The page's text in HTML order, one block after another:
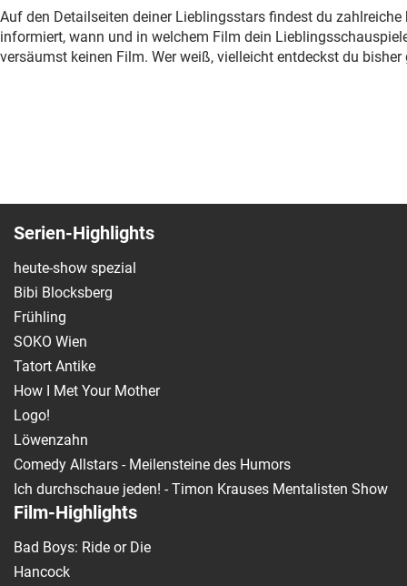
Auf den Detailseiten deiner Lieblingsstars findest du
informiert, wann und in welchem Film dein
versäumst keinen Film. Wer weiß, vielleicht entdeckst du
Serien-Highlights
heute-show spezial
Bibi Blocksberg
Frühling
SOKO Wien
Tatort Antike
How I Met Your Mother
Logo!
Löwenzahn
Comedy Allstars - Meilensteine des Humors
Ich durchschaue jeden! - Timon Krauses Mentalisten Show
Film-Highlights
Bad Boys: Ride or Die
Hancock